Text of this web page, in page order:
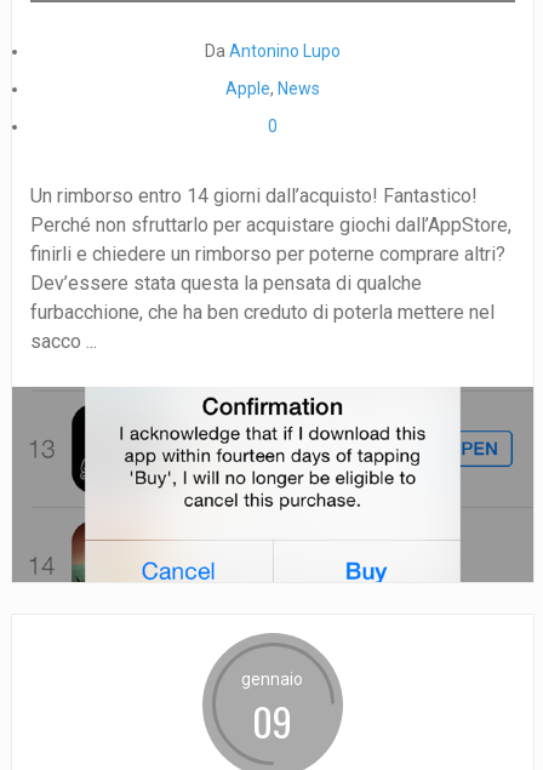
Da Antonino Lupo
Apple, News
0
Un rimborso entro 14 giorni dall’acquisto! Fantastico!
Perché non sfruttarlo per acquistare giochi dall’AppStore,
finirli e chiedere un rimborso per poterne comprare altri?
Dev’essere stata questa la pensata di qualche
furbacchione, che ha ben creduto di poterla mettere nel
sacco ...
gennaio
09